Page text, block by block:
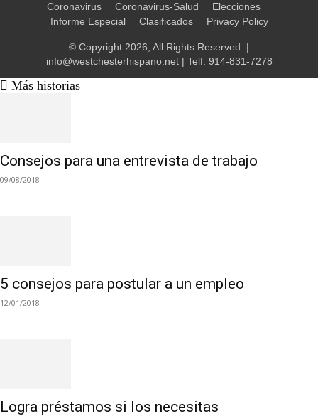
Coronavirus
Coronavirus-Salud
Elecciones
Informe Especial
Clasificados Privacy Policy
© Copyright 2026, All Rights Reserved. |
info@westchesterhispano.net| Telf. 914-831-7278
Más historias
Consejos para una entrevista de trabajo
09/08/2018
5 consejos para postular a un empleo
12/01/2018
Logra préstamos si los necesitas